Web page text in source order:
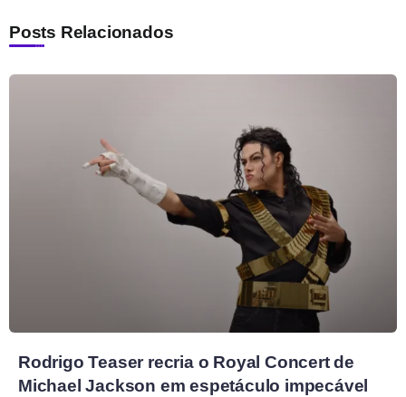
Posts Relacionados
Rodrigo Teaser recria o Royal Concert de
Michael Jackson em espetáculo impecável